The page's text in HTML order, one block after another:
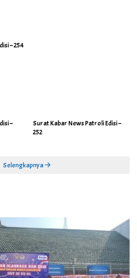
– 254
–
Surat Kabar News Patroli Edisi –
252
Selengkapnya